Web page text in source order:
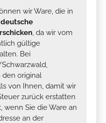
wir Ware, die in
, da wir vom
gültige
Bei
original
von Ihnen, damit wir
zurück erstatten
wenn Sie die Ware an
an der